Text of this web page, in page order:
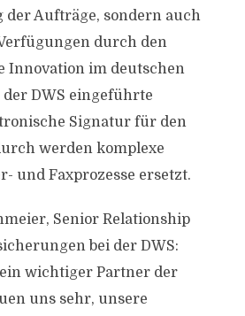
Aufträge, sondern auch
durch den
Innovation im deutschen
DWS eingeführte
Signatur für den
werden komplexe
und Faxprozesse ersetzt.
Senior Relationship
bei der DWS:
wichtiger Partner der
uns sehr, unsere